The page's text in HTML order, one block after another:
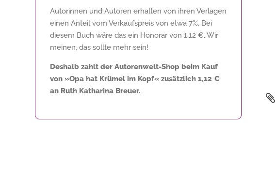
Autorinnen und Autoren erhalten von ihren Verlagen
einen Anteil vom Verkaufspreis von etwa 7%. Bei
diesem Buch wäre das ein Honorar von 1,12 €. Wir
meinen, das sollte mehr sein!
Deshalb zahlt der Autorenwelt-Shop beim Kauf
von »Opa hat Krümel im Kopf« zusätzlich 1,12 €
an Ruth Katharina Breuer.